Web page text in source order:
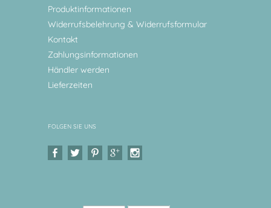
Produktinformationen
Widerrufsbelehrung & Widerrufsformular
Kontakt
Zahlungsinformationen
Händler werden
Lieferzeiten
FOLGEN SIE UNS